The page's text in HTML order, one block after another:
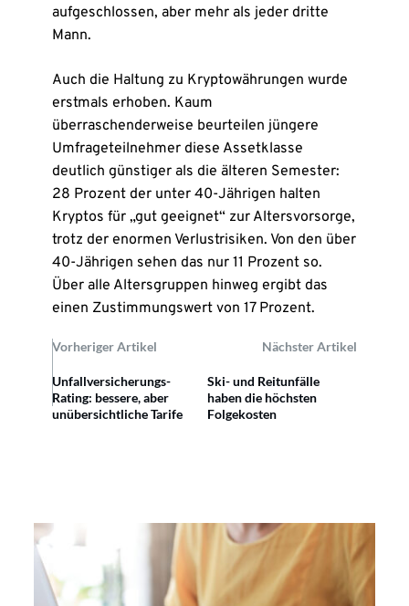
aufgeschlossen, aber mehr als jeder dritte
Mann.
Auch die Haltung zu Kryptowährungen wurde
erstmals erhoben. Kaum
überraschenderweise beurteilen jüngere
Umfrageteilnehmer diese Assetklasse
deutlich günstiger als die älteren Semester:
28 Prozent der unter 40-Jährigen halten
Kryptos für „gut geeignet“ zur Altersvorsorge,
trotz der enormen Verlustrisiken. Von den über
40-Jährigen sehen das nur 11 Prozent so.
Über alle Altersgruppen hinweg ergibt das
einen Zustimmungswert von 17 Prozent.
Vorheriger Artikel Nächster Artikel
Unfallversicherungs-
Rating: bessere, aber
unübersichtliche Tarife
Ski- und Reitunfälle
haben die höchsten
Folgekosten